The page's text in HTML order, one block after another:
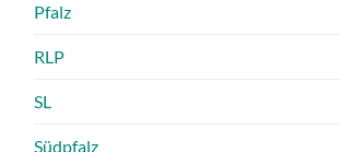
Pfalz
RLP
SL
Südpfalz